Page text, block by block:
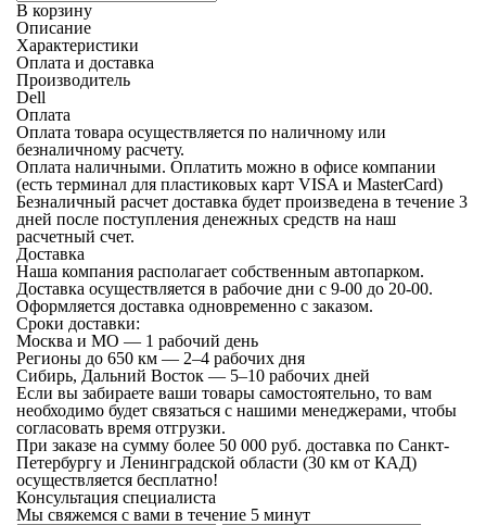
В корзину
Описание
Характеристики
Оплата и доставка
Производитель
Dell
Оплата
Оплата товара осуществляется по наличному или
безналичному расчету.
Оплата наличными. Оплатить можно в офисе компании
(есть терминал для пластиковых карт VISA и MasterCard)
Безналичный расчет доставка будет произведена в течение 3
дней после поступления денежных средств на наш
расчетный счет.
Доставка
Наша компания располагает собственным автопарком.
Доставка осуществляется в рабочие дни с 9-00 до 20-00.
Оформляется доставка одновременно с заказом.
Сроки доставки:
Москва и МО — 1 рабочий день
Регионы до 650 км — 2–4 рабочих дня
Сибирь, Дальний Восток — 5–10 рабочих дней
Если вы забираете ваши товары самостоятельно, то вам
необходимо будет связаться с нашими менеджерами, чтобы
согласовать время отгрузки.
При заказе на сумму более 50 000 руб. доставка по Санкт-
Петербургу и Ленинградской области (30 км от КАД)
осуществляется бесплатно!
Консультация специалиста
Мы свяжемся с вами в течение 5 минут